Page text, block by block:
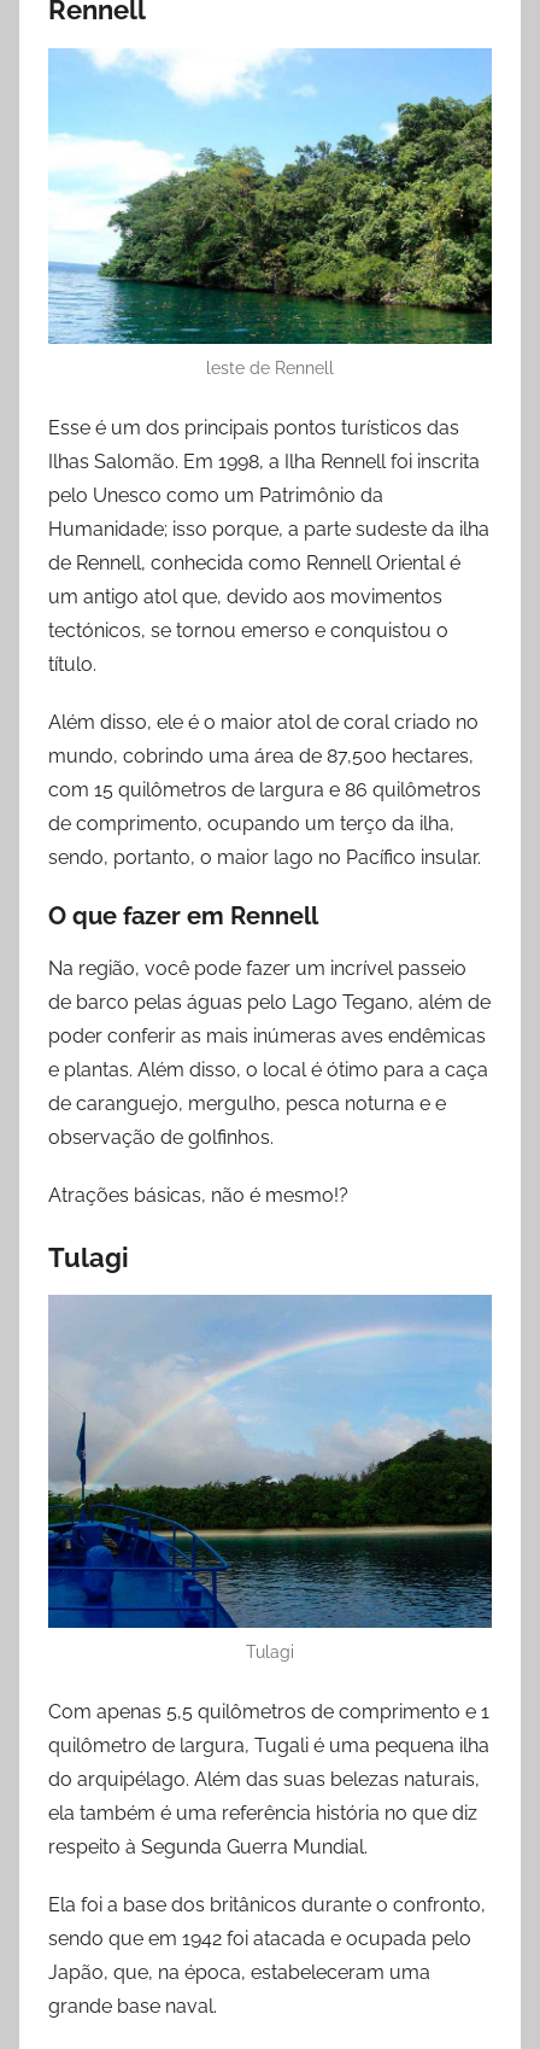
Rennell
leste de Rennell
Esse é um dos principais pontos turísticos das
Ilhas Salomão. Em 1998, a Ilha Rennell foi inscrita
pelo Unesco como um Patrimônio da
Humanidade; isso porque, a parte sudeste da ilha
de Rennell, conhecida como Rennell Oriental é
um antigo atol que, devido aos movimentos
tectónicos, se tornou emerso e conquistou o
título.
Além disso, ele é o maior atol de coral criado no
mundo, cobrindo uma área de 87,500 hectares,
com 15 quilômetros de largura e 86 quilômetros
de comprimento, ocupando um terço da ilha,
sendo, portanto, o maior lago no Pacífico insular.
O que fazer em Rennell
Na região, você pode fazer um incrível passeio
de barco pelas águas pelo Lago Tegano, além de
poder conferir as mais inúmeras aves endêmicas
e plantas. Além disso, o local é ótimo para a caça
de caranguejo, mergulho, pesca noturna e e
observação de golfinhos.
Atrações básicas, não é mesmo!?
Tulagi
Tulagi
Com apenas 5,5 quilômetros de comprimento e 1
quilômetro de largura, Tugali é uma pequena ilha
do arquipélago. Além das suas belezas naturais,
ela também é uma referência história no que diz
respeito à Segunda Guerra Mundial.
Ela foi a base dos britânicos durante o confronto,
sendo que em 1942 foi atacada e ocupada pelo
Japão, que, na época, estabeleceram uma
grande base naval.